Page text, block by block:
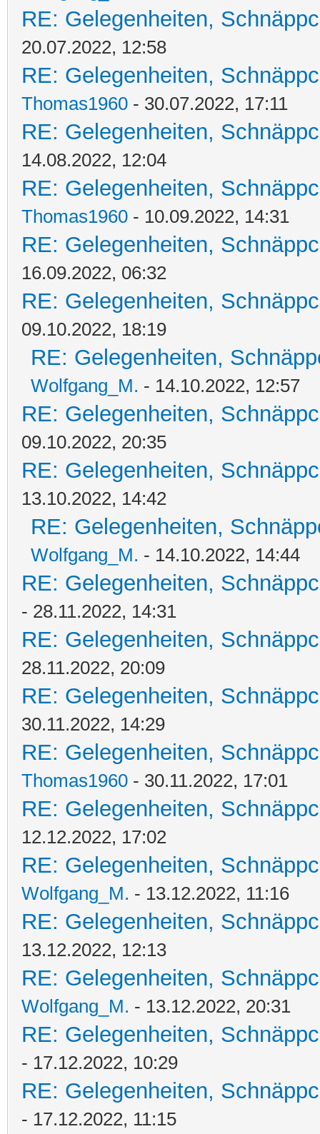
RE: Gelegenheiten,
20.07.2022, 12:58
RE: Gelegenheiten,
Thomas1960 - 30.07.2022, 17:11
RE: Gelegenheiten,
14.08.2022, 12:04
RE: Gelegenheiten,
Thomas1960 - 10.09.2022, 14:31
RE: Gelegenheiten,
16.09.2022, 06:32
RE: Gelegenheiten,
09.10.2022, 18:19
RE: Gelegenheiten,
Wolfgang_M. - 14.10.2022, 12:57
RE: Gelegenheiten,
09.10.2022, 20:35
RE: Gelegenheiten,
13.10.2022, 14:42
RE: Gelegenheiten,
Wolfgang_M. - 14.10.2022, 14:44
RE: Gelegenheiten,
- 28.11.2022, 14:31
RE: Gelegenheiten,
28.11.2022, 20:09
RE: Gelegenheiten,
30.11.2022, 14:29
RE: Gelegenheiten,
Thomas1960 - 30.11.2022, 17:01
RE: Gelegenheiten,
12.12.2022, 17:02
RE: Gelegenheiten,
Wolfgang_M. - 13.12.2022, 11:16
RE: Gelegenheiten,
13.12.2022, 12:13
RE: Gelegenheiten,
Wolfgang_M. - 13.12.2022, 20:31
RE: Gelegenheiten,
- 17.12.2022, 10:29
RE: Gelegenheiten,
- 17.12.2022, 11:15